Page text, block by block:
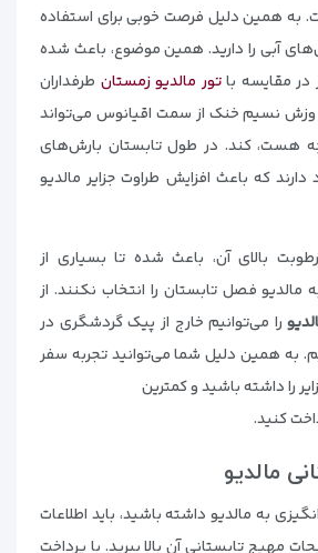
به همین دلیل فرصت خوبی برای استفاده
آبی را دارید. همین موضوع، باعث شده
در مقایسه باتور مالدیو زمستان طرفداران
نسیم خنک از سمت اقیانوس می‌تواند
هست، کند. در طول تابستان بارش‌های
که باعث افزایش طراوت جزایر مالدیو
بالای آن، باعث شده تا بسیاری از
مالدیو فصل تابستان را انتخاب نکنند. از
را می‌توانیم خارج از پیک گردشگری در
به همین دلیل شما می‌توانید تجربه سفر
را داشته باشید و کمترین
کنید.
مالدیو
به مالدیو داشته باشید، باید اطلاعات
مهیج تابستانی آن بالا ببرید. با پرداخت